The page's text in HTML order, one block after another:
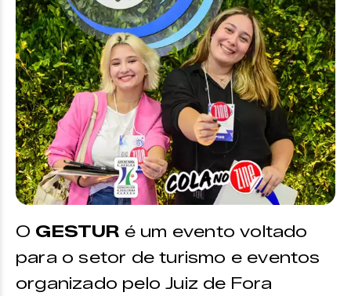
O GESTUR é um evento voltado
para o setor de turismo e eventos
organizado pelo Juiz de Fora